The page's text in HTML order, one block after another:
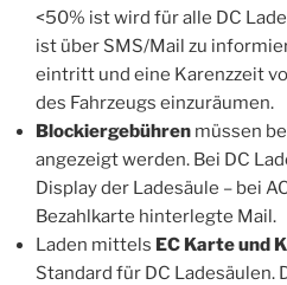
<50% ist wird für alle DC
ist über SMS/Mail zu
eintritt und eine Karenzzeit
des Fahrzeugs einzuräumen.
Blockiergebühren müssen
angezeigt werden. Bei DC
Display der Ladesäule – bei
Bezahlkarte hinterlegte Mail.
Laden mittels EC Karte und
Standard für DC Ladesäulen.